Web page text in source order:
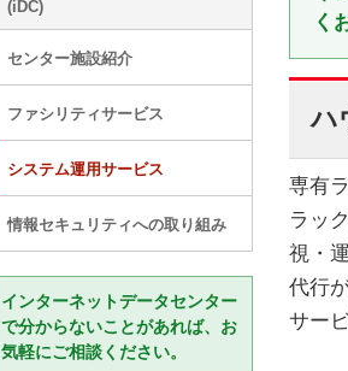
く
ハ
専有
ラッ
視・
代行
サー
(iDC)
センター施設紹介
ファシリティサービス
システム運用サービス
情報セキュリティへの取り組み
インターネットデータセンター
で分からないことがあれば、お
気軽にご相談ください。